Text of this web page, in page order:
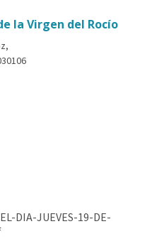
la Virgen del Rocío
DIA-JUEVES-19-DE-